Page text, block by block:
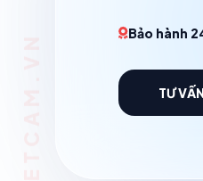
Bảo hành
TƯ